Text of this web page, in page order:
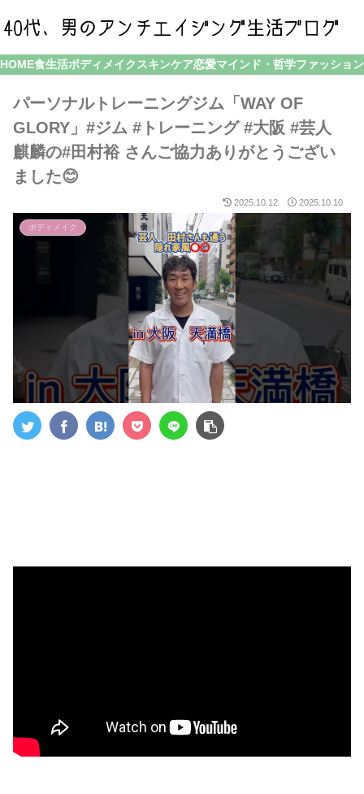
HOME食生活ボディメイク スキンケア恋愛マインド・哲学ファッション
パーソナルトレーニングジム「WAY OF
GLORY」#ジム #トレーニング #大阪 #芸人
麒麟の#田村裕 さんご協力ありがとうござい
ました😊
2025.10.12 2025.10.10
ボディメイク